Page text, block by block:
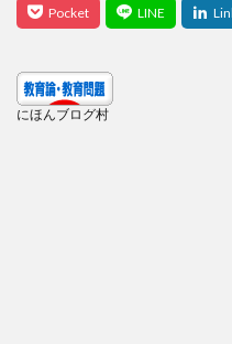
にほんブログ村